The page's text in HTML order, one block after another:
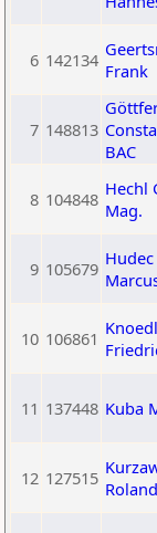
6 142134 Frank
7 148813
BAC
8 104848 Hechl
Mag.
9 105679 Hudec
10 106861
11 137448 Kuba
12 127515